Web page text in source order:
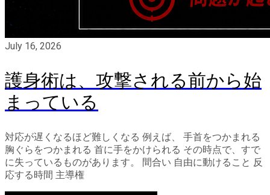
July 16, 2026
護身術は、攻撃される前から始
まっている
対応が遅くなるほど難しくなる 例えば、 手首をつかまれる
胸ぐらをつかまれる 首に手をかけられる その時点で、すで
に失っているものがあります。 間合い 自由に動けること 反
応する時間 主導権